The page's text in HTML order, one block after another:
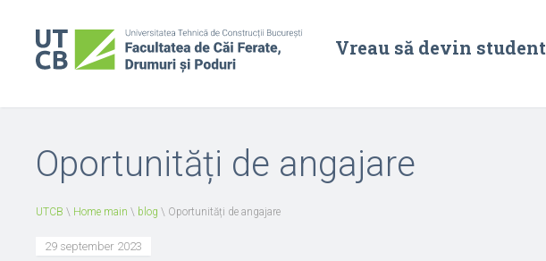
Vreau să devin student
Oportunități de angajare
UTCB \ Home main \ blog \ Oportunități de angajare
29 september 2023